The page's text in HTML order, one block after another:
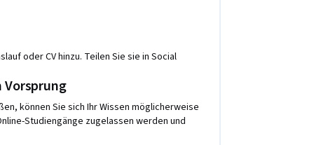
oder CV hinzu. Teilen Sie sie in Social
können Sie sich Ihr Wissen möglicherweise
Studiengänge zugelassen werden und